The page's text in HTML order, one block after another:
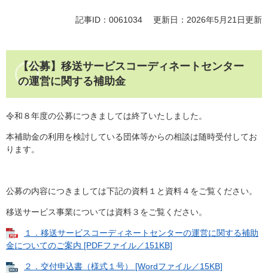
記事ID：0061034 更新日：2026年5月21日更新
【公募】移送サービスコーディネートセンター
の運営に関する補助金
令和８年度の公募につきましては終了いたしました。
本補助金の利用を検討している団体等からの相談は随時受付してお
ります。
公募の内容につきましては下記の資料１と資料４をご覧ください。
移送サービス事業については資料３をご覧ください。
１．移送サービスコーディネートセンターの運営に関する補助
金についてのご案内 [PDFファイル／151KB]
２．交付申込書（様式１号） [Wordファイル／15KB]